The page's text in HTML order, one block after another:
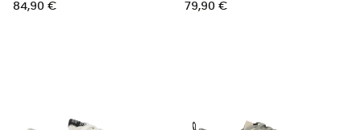
84,90 € 79,90 €